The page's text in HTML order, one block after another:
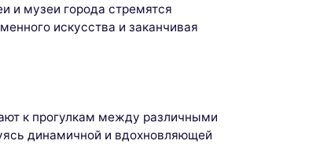
и музеи города стремятся
искусства и заканчивая
к прогулкам между различными
динамичной и вдохновляющей